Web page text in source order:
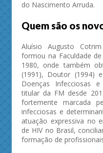
do Nascimento Arruda.
Quem são os
Aluísio Augusto
formou na Faculdade
1980, onde também
(1991), Doutor (1994)
Doenças Infecciosas
titular da FM desde
fortemente marcada
infecciosas e
atuação expressiva no
de HIV no Brasil,
formação de